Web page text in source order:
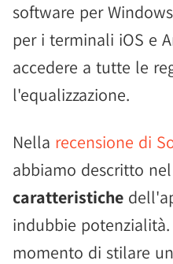
software per
per i terminali iOS e
accedere a tutte le
l'equalizzazione.
Nella recensione di
abbiamo descritto
caratteristiche
indubbie
momento di stilare